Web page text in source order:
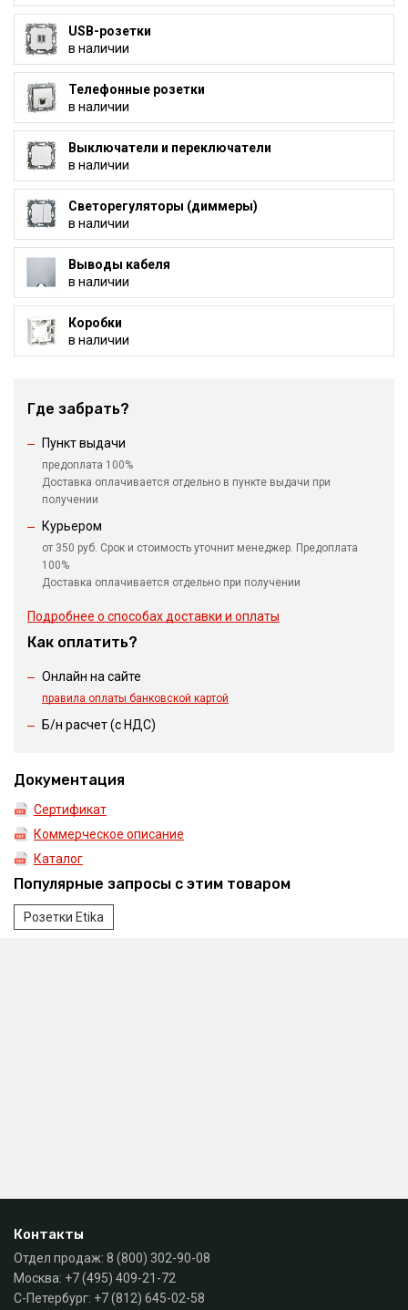
USB-розетки
в наличии
Телефонные розетки
в наличии
Выключатели и переключатели
в наличии
Светорегуляторы (диммеры)
в наличии
Выводы кабеля
в наличии
Коробки
в наличии
Где забрать?
Пункт выдачи
предоплата 100%
Доставка оплачивается отдельно в пункте выдачи при
получении
Курьером
от 350 руб. Срок и стоимость уточнит менеджер. Предоплата
100%
Доставка оплачивается отдельно при получении
Подробнее о способах доставки и оплаты
Как оплатить?
Онлайн на сайте
правила оплаты банковской картой
Б/н расчет (c НДС)
Документация
Сертификат
Коммерческое описание
Каталог
Популярные запросы с этим товаром
Розетки Etika
Контакты
Отдел продаж: 8 (800) 302-90-08
Москва: +7 (495) 409-21-72
С-Петербург: +7 (812) 645-02-58